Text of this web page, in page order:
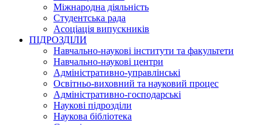
Міжнародна діяльність
Студентська рада
Асоціація випускників
ПІДРОЗДІЛИ
Навчально-наукові інститути та факультети
Навчально-наукові центри
Адміністративно-управлінські
Освітньо-виховний та науковий процес
Адміністративно-господарські
Наукові підрозділи
Наукова бібліотека